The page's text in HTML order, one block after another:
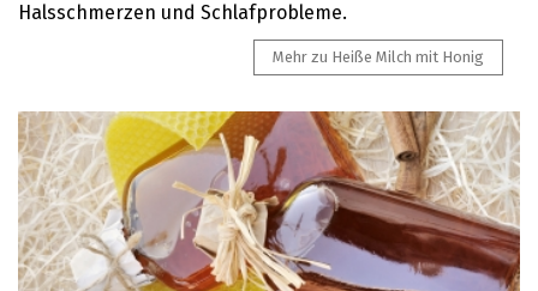
Halsschmerzen und Schlafprobleme.
Mehr zu Heiße Milch mit Honig